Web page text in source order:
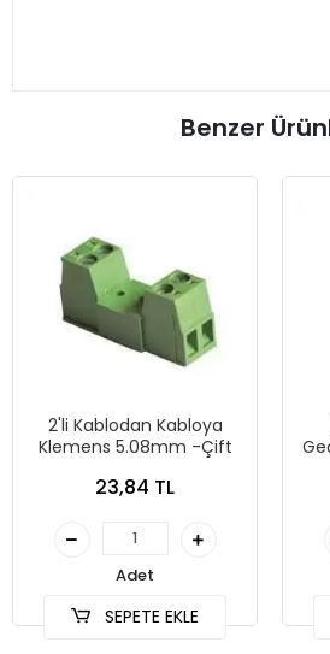
Benzer
2'li Kablodan Kabloya
Klemens 5.08mm -Çift
23,84 TL
Adet
SEPETE EKLE